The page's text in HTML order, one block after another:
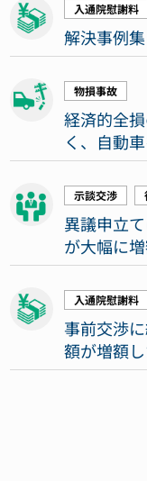
入通院慰謝料
解決事例集
物損事故
経済的全
く、自動
示談交渉
異議申立
が大幅に
入通院慰謝料
事前交渉
額が増額